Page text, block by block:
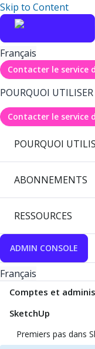
Skip to Content
Français
Contacter le service
POURQUOI
Contacter le service
POURQUOI
ABONNEMENTS
RESSOURCES
ADMIN CONSOLE
Français
Comptes et
SketchUp
Premiers pas dans